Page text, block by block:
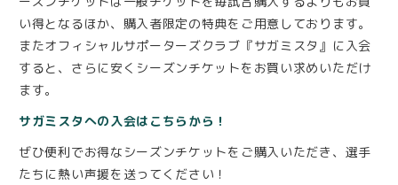
い得となるほか、購入者限定の特典をご用意しております。
またオフィシャルサポーターズクラブ『サガミスタ』に入会
すると、さらに安くシーズンチケットをお買い求めいただけ
ます。
サガミスタへの入会はこちらから！
ぜひ便利でお得なシーズンチケットをご購入いただき、選手
たちに熱い声援を送ってください！